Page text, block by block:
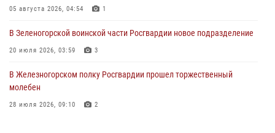
03 августа 2026, 13:12 2
05 августа 2026, 04:54 1
В Зеленогорской воинской части Росгвардии новое подразделение
20 июля 2026, 03:59 3
В Железногорском полку Росгвардии прошел торжественный
молебен
28 июля 2026, 09:10 2